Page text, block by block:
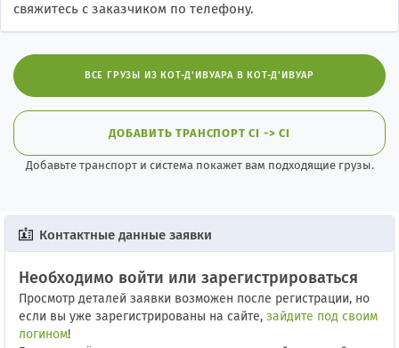
свяжитесь с заказчиком по телефону.
ВСЕ ГРУЗЫ ИЗ КОТ-Д'ИВУАРА В КОТ-Д'ИВУАР
ДОБАВИТЬ ТРАНСПОРТ CI -> CI
Добавьте транспорт и система покажет вам подходящие грузы.
Контактные данные заявки
Необходимо войти или зарегистрироваться
Просмотр деталей заявки возможен после регистрации, но
если вы уже зарегистрированы на сайте, зайдите под своим
логином!